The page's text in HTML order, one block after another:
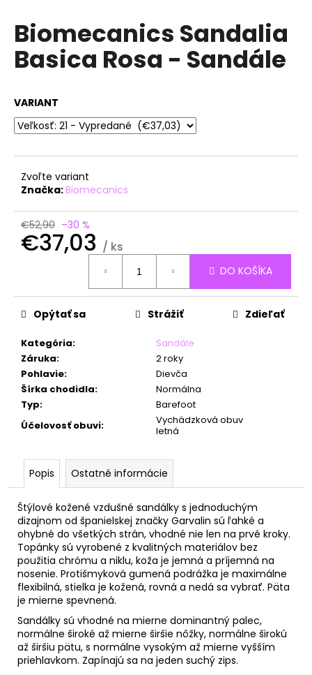
Biomecanics Sandalia
Basica Rosa - Sandále
VARIANT
Zvoľte variant
Značka:Biomecanics
€52,90 –30 %
€37,03 / ks
DO KOŠÍKA
Kategória:
Sandále
Záruka:
2 roky
Pohlavie:
Dievča
Šírka chodidla:
Normálna
Typ:
Barefoot
Účelovosť obuvi:
Vychádzková obuv
letná
Opýtať sa Strážiť Zdieľať
Popis Ostatné informácie
Štýlové kožené vzdušné sandálky s jednoduchým
dizajnom od španielskej značky Garvalin sú ľahké a
ohybné do všetkých strán, vhodné nie len na prvé kroky.
Topánky sú vyrobené z kvalitných materiálov bez
použitia chrómu a niklu, koža je jemná a príjemná na
nosenie. Protišmyková gumená podrážka je maximálne
flexibilná, stielka je kožená, rovná a nedá sa vybrať. Päta
je mierne spevnená.
Sandálky sú vhodné na mierne dominantný palec,
normálne široké až mierne širšie nôžky, normálne širokú
až širšiu pätu, s normálne vysokým až mierne vyšším
priehlavkom. Zapínajú sa na jeden suchý zips.
j
s
ť
O
d
ú
č
m
e